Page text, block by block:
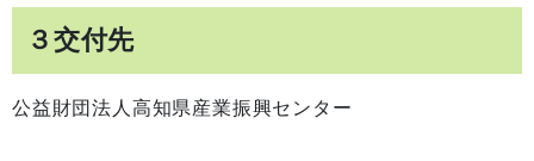
３交付先
公益財団法人高知県産業振興センター